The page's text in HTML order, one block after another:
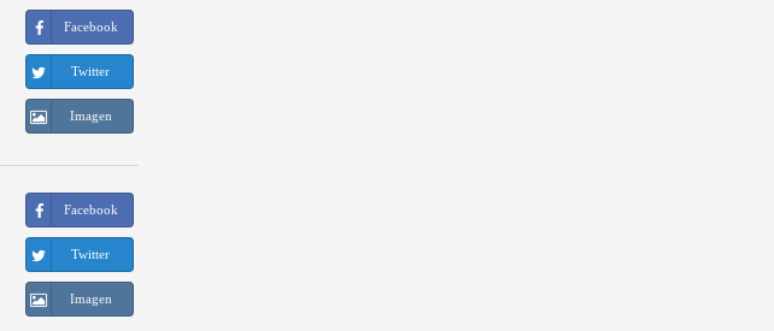
Facebook
Twitter
Imagen
Facebook
Twitter
Imagen